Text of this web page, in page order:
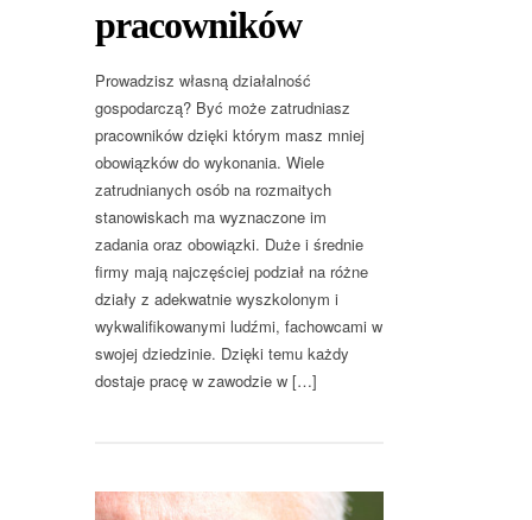
pracowników
Prowadzisz własną działalność
gospodarczą? Być może zatrudniasz
pracowników dzięki którym masz mniej
obowiązków do wykonania. Wiele
zatrudnianych osób na rozmaitych
stanowiskach ma wyznaczone im
zadania oraz obowiązki. Duże i średnie
firmy mają najczęściej podział na różne
działy z adekwatnie wyszkolonym i
wykwalifikowanymi ludźmi, fachowcami w
swojej dziedzinie. Dzięki temu każdy
dostaje pracę w zawodzie w […]